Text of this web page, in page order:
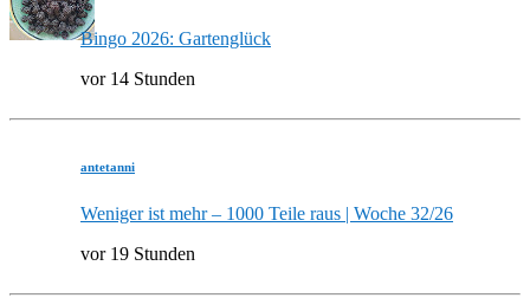
Bingo 2026: Gartenglück
vor 14 Stunden
antetanni
Weniger ist mehr – 1000 Teile raus | Woche 32/26
vor 19 Stunden